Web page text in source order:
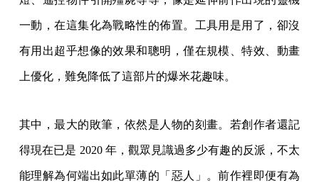
一動，在這集化為戰略性的佈置。工具用是用了，卻沒
有用出超乎想像的效果和聰明，僅在規模、特效、動畫
上優化，難免降低了這部片的爆米花趣味。
其中，最大的敗筆，依然是人物的刻畫。若創作者還記
得現在已是 2020 年，觀眾見識過多少有趣的反派，不太
能理解為何端出如此單薄的「惡人」。前作裡即便有為